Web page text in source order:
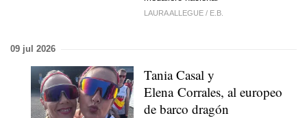
LAURA ALLEGUE / E.B.
09 jul 2026
Tania Casal y
Elena Corrales, al europeo
de barco dragón